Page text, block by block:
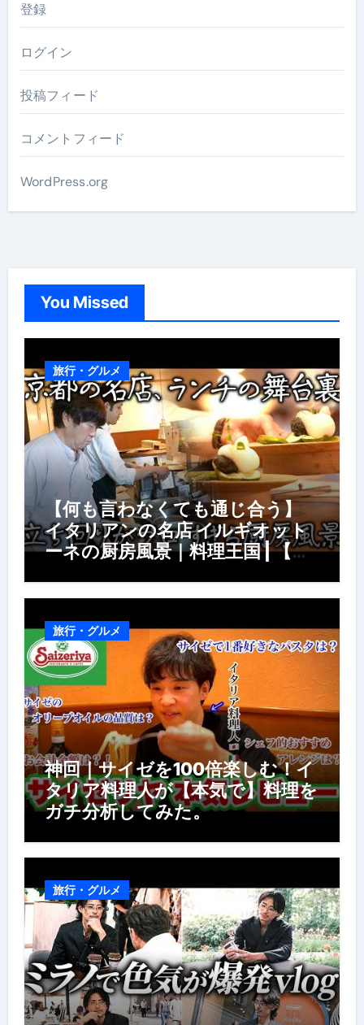
登録
ログイン
投稿フィード
コメントフィード
WordPress.org
You Missed
旅行・グルメ
【何も言わなくても通じ合う】
イタリアンの名店 イルギオット
ーネの厨房風景｜料理王国 | 【厨
風景】
旅行・グルメ
神回｜サイゼを100倍楽しむ！イ
タリア料理人が【本気で】料理を
ガチ分析してみた。
旅行・グルメ